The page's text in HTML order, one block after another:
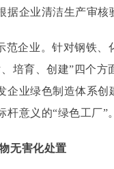
据企业清洁生产审核
范企业。针对钢铁、
培育、创建”四个
企业绿色制造体系创
杆意义的“绿色工厂”
无害化处置